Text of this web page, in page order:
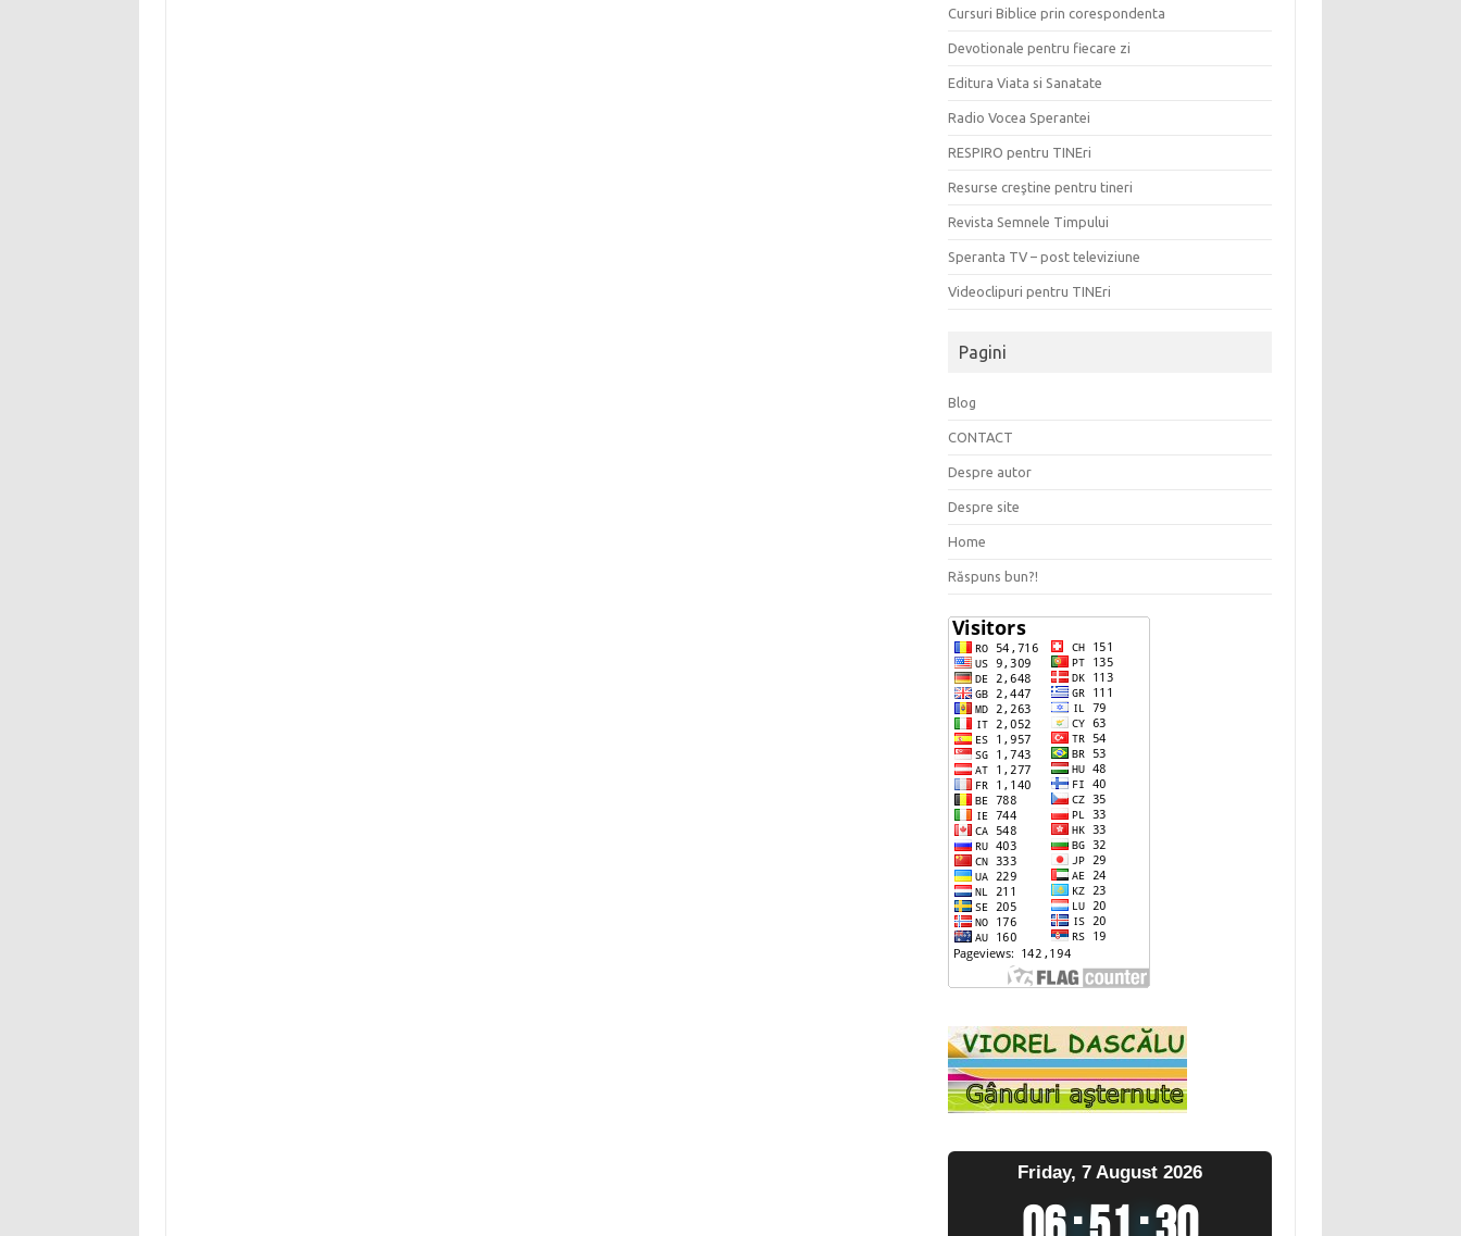
Cursuri Biblice prin corespondenta
Devotionale pentru fiecare zi
Editura Viata si Sanatate
Radio Vocea Sperantei
RESPIRO pentru TINEri
Resurse creştine pentru tineri
Revista Semnele Timpului
Speranta TV – post televiziune
Videoclipuri pentru TINEri
Pagini
Blog
CONTACT
Despre autor
Despre site
Home
Răspuns bun?!
Friday, 7 August 2026